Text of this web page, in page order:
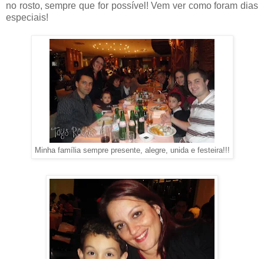
no rosto, sempre que for possível! Vem ver como foram dias
especiais!
Minha família sempre presente, alegre, unida e festeira!!!